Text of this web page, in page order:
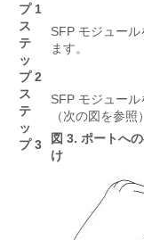
プ 1
ス
テ
ッ
プ 2
SFP モジュー
ます。
ス
テ
ッ
プ 3
SFP モジュー
（次の図を参照
図 3. ポートへ
け